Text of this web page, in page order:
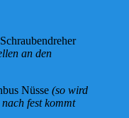
an den
Nüsse (so wird
fest kommt